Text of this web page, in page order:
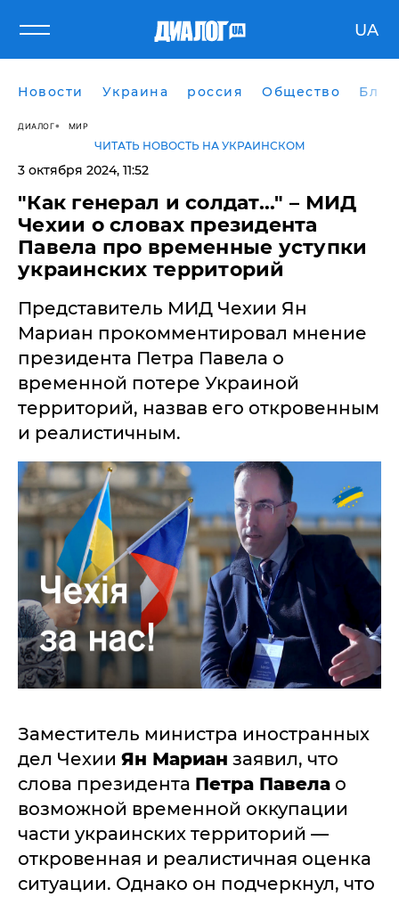
UA
Новости Украина россия Общество
ДИАЛОГ МИР
ЧИТАТЬ НОВОСТЬ НА УКРАИНСКОМ
3 октября 2024, 11:52
"Как генерал и солдат..." – МИД
Чехии о словах президента
Павела про временные уступки
украинских территорий
Представитель МИД Чехии Ян
Мариан прокомментировал мнение
президента Петра Павела о
временной потере Украиной
территорий, назвав его откровенным
и реалистичным.
Заместитель министра иностранных
дел Чехии Ян Мариан заявил, что
слова президента Петра Павела о
возможной временной оккупации
части украинских территорий —
откровенная и реалистичная оценка
ситуации. Однако он подчеркнул, что